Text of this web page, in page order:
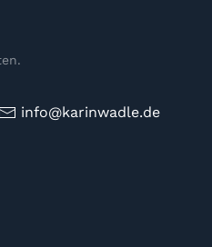
info@karinwadle.de